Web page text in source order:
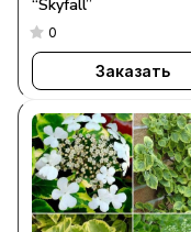
“Skyfall”
0
Заказать